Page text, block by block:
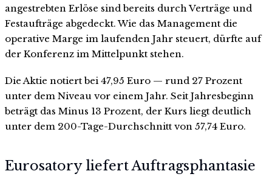
angestrebten Erlöse sind bereits durch Verträge und
Festaufträge abgedeckt. Wie das Management die
operative Marge im laufenden Jahr steuert, dürfte auf
der Konferenz im Mittelpunkt stehen.
Die Aktie notiert bei 47,95 Euro — rund 27 Prozent
unter dem Niveau vor einem Jahr. Seit Jahresbeginn
beträgt das Minus 13 Prozent, der Kurs liegt deutlich
unter dem 200-Tage-Durchschnitt von 57,74 Euro.
Eurosatory liefert Auftragsphantasie